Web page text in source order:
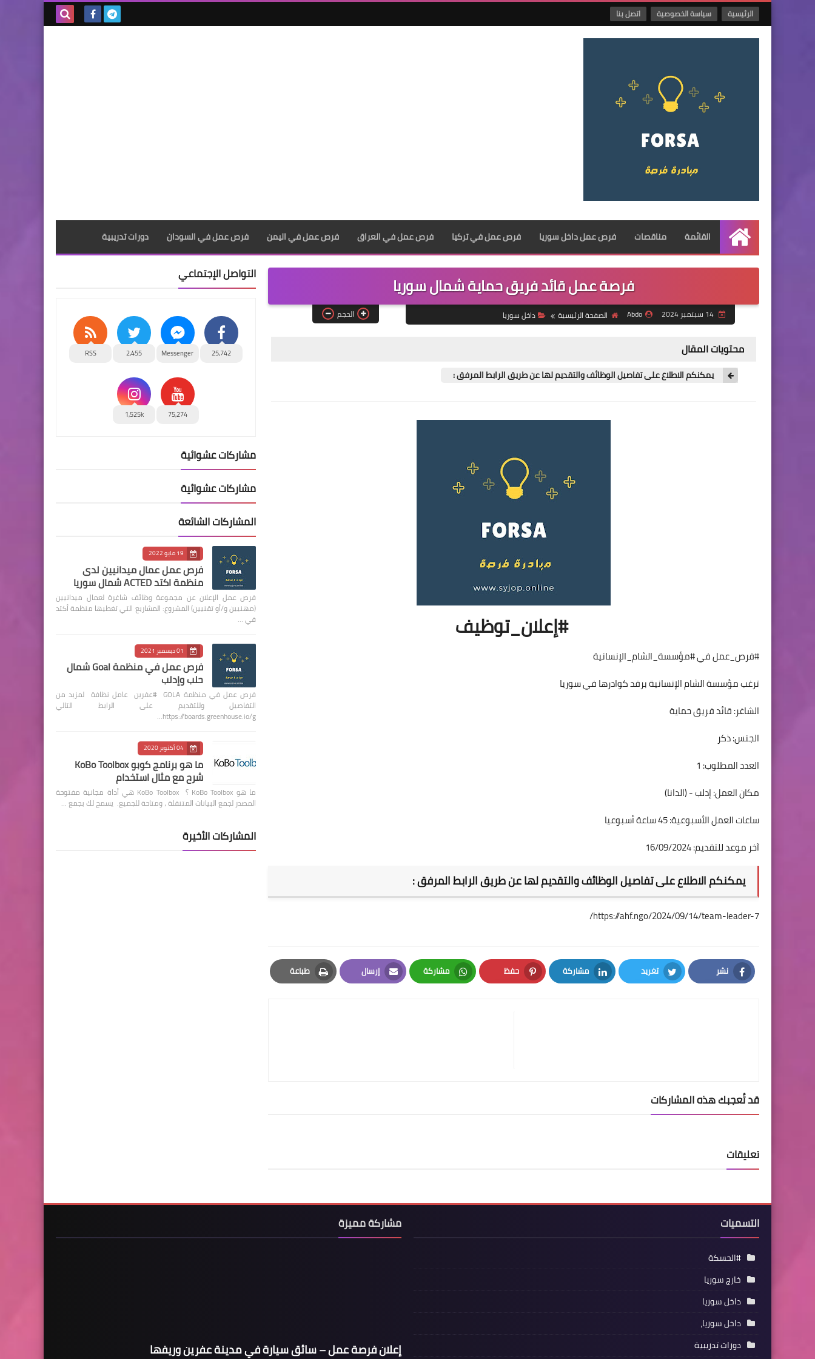
الرئيسية سياسة الخصوصية اتصل بنا
الرئيسية
القائمة مناقصات فرص عمل داخل سوريا فرص عمل في تركيا فرص عمل في العراق فرص عمل في اليمن فرص عمل في السودان دورات تدريبية
فرصة عمل قائد فريق حماية شمال سوريا
14 سبتمبر 2024 Abdo الصفحة الرئيسية داخل سوريا الحجم
محتويات المقال
يمكنكم الاطلاع على تفاصيل الوظائف والتقديم لها عن طريق الرابط المرفق :
#إعلان_توظيف
#فرص_عمل في #مؤسسة_الشام_الإنسانية
ترغب مؤسسة الشام الإنسانية برفد كوادرها في سوريا
الشاغر: قائد فريق حماية
الجنس: ذكر
العدد المطلوب: 1
مكان العمل: إدلب - (الدانا)
ساعات العمل الأسبوعية: 45 ساعة أسبوعيا
آخر موعد للتقديم: 16/09/2024
يمكنكم الاطلاع على تفاصيل الوظائف والتقديم لها عن طريق الرابط المرفق :
https://ahf.ngo/2024/09/14/team-leader-7/
نشر
Facebook
تغريد
Twitter
مشاركة
LinkedIn
حفظ
Pinterest
مشاركة
Whatsapp
إرسال
Email
طباعة
Print
قد تُعجبك هذه المشاركات
تعليقات
التواصل الإجتماعي
25,742
Messenger
2,455
RSS
75,274
1,525k
مشاركات عشوائية
مشاركات عشوائية
المشاركات الشائعة
19 مايو 2022
فرص عمل عمال ميدانيين لدى
منظمة اكتد ACTED شمال سوريا
فرص عمل الإعلان عن مجموعة وظائف شاغرة لعمال ميدانيين
(مهنيين و/أو تقنيين) المشروع: المشاريع التي تغطيها منظمة أكتد
في …
01 ديسمبر 2021
فرص عمل في منظمة Goal شمال
حلب وإدلب
فرص عمل في منظمة GOLA #عفرين عامل نظافة لمزيد من
التفاصيل وللتقديم على الرابط التالي
https://boards.greenhouse.io/g…
04 أكتوبر 2020
ما هو برنامج كوبو KoBo Toolbox
شرح مع مثال استخدام
ما هو KoBo Toolbox ؟ KoBo Toolbox هي أداة مجانية مفتوحة
المصدر لجمع البيانات المتنقلة ، ومتاحة للجميع. يسمح لك بجمع …
المشاركات الأخيرة
التسميات
#الحسكة
خارج سوريا
داخل سوريا
داخل سوريا،
دورات تدريبية
مشاركة مميزة
إعلان فرصة عمل – سائق سيارة في مدينة عفرين وريفها